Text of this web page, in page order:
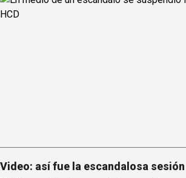
Video: así fue la escandalosa sesión